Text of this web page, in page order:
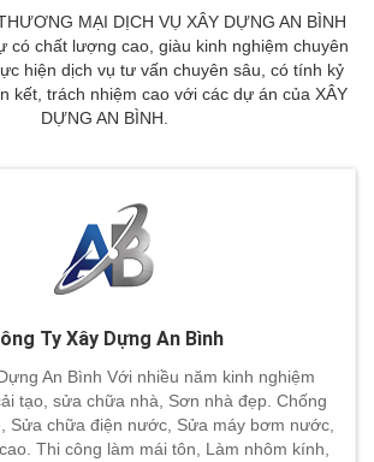
MẠI DỊCH VỤ XÂY DỰNG AN BÌNH
có chất lượng cao, giàu kinh nghiệm chuyên
hiện dịch vụ tư vấn chuyên sâu, có tính kỷ
kết, trách nhiệm cao với các dự án của XÂY
DỰNG AN BÌNH.
Ty Xây Dựng An Bình
An Bình Với nhiều năm kinh nghiệm
tạo, sửa chữa nhà, Sơn nhà đẹp. Chống
Sửa chữa điện nước, Sửa máy bơm nước,
Thi công làm mái tôn, Làm nhôm kính,